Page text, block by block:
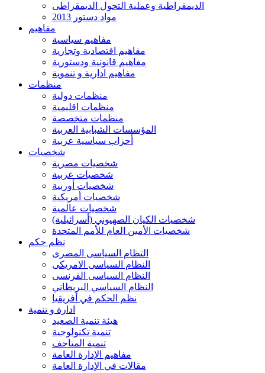
الديمقراطية وعملية التحول الديمقراطى
مواد دستور 2013
مفاهيم
مفاهيم سياسية
مفاهيم اقتصادية وتجارية
مفاهيم قانونية ودستورية
مفاهيم ادارية و تنموية
منظمات
منظمات دولية
منظمات اقليمية
منظمات متخصصة
المؤسسات الشبابية العربية
أحزاب سياسية عربية
شخصيات
شخصيات مصرية
شخصيات عربية
شخصيات أوربية
شخصيات أمريكية
شخصيات عالمية
شخصيات الكيان الصهيوني (أسرائيلية)
شخصيات الأمين العام للأمم المتحدة
نظم حكم
التظام السياسى المصرى
النظام السياسى الامريكى
النظام السياسى الفرنسى
النظام السياسي البريطاني
نظم الحكم في أفريقيا
ادارة و تنمية
هيئة تنمية الصعيد
تنمية تكنولوجية
تنمية المتاحف
مفاهيم الإدارة العامة
مقالات في الإدارة العامة